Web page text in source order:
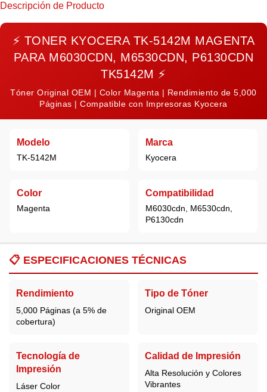
Descripción de Producto
⚡ TONER KYOCERA TK-5142M MAGENTA
PARA M6030CDN, M6530CDN, P6130CDN
TK5142M ⚡
Tóner Original OEM | Color Magenta | Rendimiento de 5,000
Páginas | Compatible con Impresoras Kyocera
Modelo
TK-5142M
Marca
Kyocera
Color
Magenta
Compatibilidad
M6030cdn, M6530cdn,
P6130cdn
📋 ESPECIFICACIONES TÉCNICAS
Rendimiento
5,000 Páginas (a 5% de
cobertura)
Tipo de Tóner
Original OEM
Tecnología de
Impresión
Láser Color
Calidad de Impresión
Alta Resolución y Colores
Vibrantes